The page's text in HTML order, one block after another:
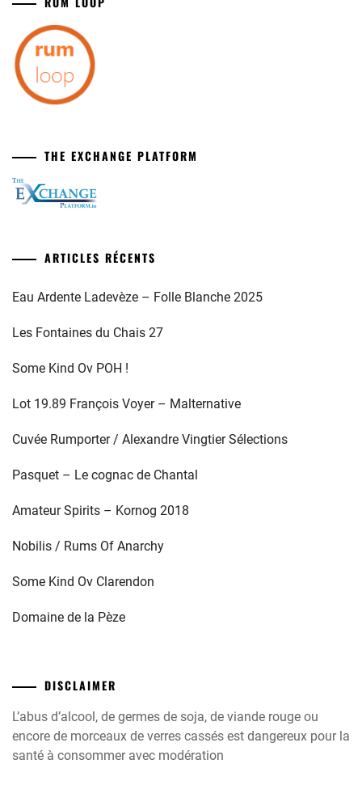
THE EXCHANGE PLATFORM
ARTICLES RÉCENTS
Eau Ardente Ladevèze – Folle Blanche 2025
Les Fontaines du Chais 27
Some Kind Ov POH !
Lot 19.89 François Voyer – Malternative
Cuvée Rumporter / Alexandre Vingtier Sélections
Pasquet – Le cognac de Chantal
Amateur Spirits – Kornog 2018
Nobilis / Rums Of Anarchy
Some Kind Ov Clarendon
Domaine de la Pèze
DISCLAIMER
L’abus d’alcool, de germes de soja, de viande rouge ou
encore de morceaux de verres cassés est dangereux pour la
santé à consommer avec modération